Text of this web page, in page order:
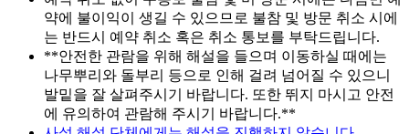
약에 불이익이 생길 수 있으므로 불참 및 방문 취소 시에
는 반드시 예약 취소 혹은 취소 통보를 부탁드립니다.
**안전한 관람을 위해 해설을 들으며 이동하실 때에는
나무뿌리와 돌부리 등으로 인해 걸려 넘어질 수 있으니
발밑을 잘 살펴주시기 바랍니다. 또한 뛰지 마시고 안전
에 유의하여 관람해 주시기 바랍니다.**